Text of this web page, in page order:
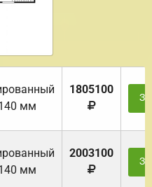
мм
1805100
мм
2003100